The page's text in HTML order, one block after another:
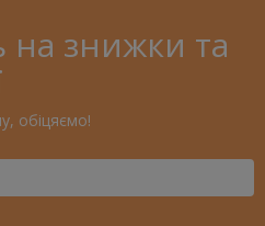
на знижки та
обіцяємо!